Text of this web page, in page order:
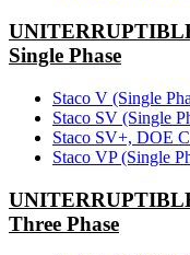
Single Phase
Staco V (Single
Staco SV (Single
Staco SV+, DOE
Staco VP (Single
Three Phase